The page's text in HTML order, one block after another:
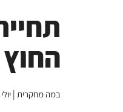
במה מחקרית | יולי 2012